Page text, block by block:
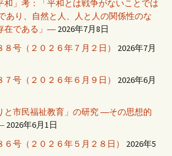
」考：「平和とは戦争がないことでは
あり、自然と人、人と人の関係性のな
在である」― 2026年7月8日
号（２０２６年７月２日）
2026年7月
号（２０２６年６月９日）
2026年6月
市民福祉教育」の研究 ―その思想的
2026年6月1日
号（２０２６年５月２８日）
2026年5